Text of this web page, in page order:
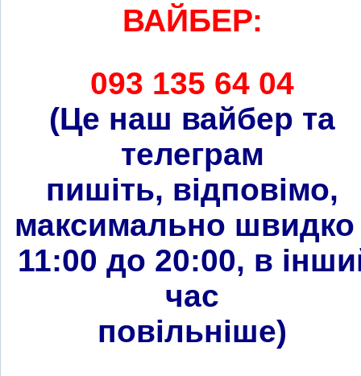
ВАЙБЕР:
093 135 64 04
(Це наш вайбер та
телеграм
пишіть, відповімо,
максимально швидко
11:00 до 20:00, в
час
повільніше)